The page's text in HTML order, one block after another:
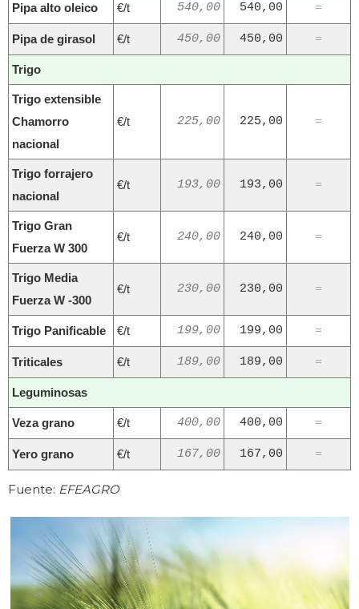
Pipa alto oleico €/t 540,00 540,00 =
Pipa de girasol €/t 450,00 450,00 =
Trigo
Trigo extensible
Chamorro
nacional
€/t 225,00 225,00 =
Trigo forrajero
nacional
€/t 193,00 193,00 =
Trigo Gran
Fuerza W 300
€/t 240,00 240,00 =
Trigo Media
Fuerza W -300
€/t 230,00 230,00 =
Trigo Panificable €/t 199,00 199,00 =
Triticales €/t 189,00 189,00 =
Leguminosas
Veza grano €/t 400,00 400,00 =
Yero grano €/t 167,00 167,00 =
Fuente: EFEAGRO